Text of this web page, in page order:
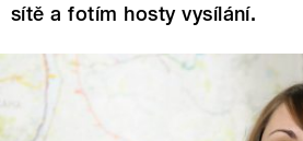
sítě a fotím hosty vysílání.